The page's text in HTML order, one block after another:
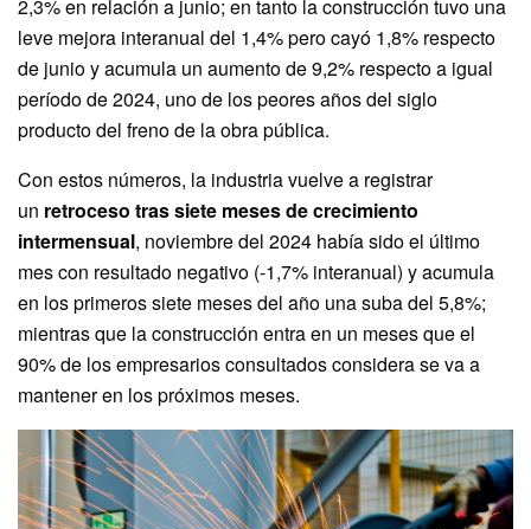
2,3% en relación a junio; en tanto la construcción tuvo una
leve mejora interanual del 1,4% pero cayó 1,8% respecto
de junio y acumula un aumento de 9,2% respecto a igual
período de 2024, uno de los peores años del siglo
producto del freno de la obra pública.
Con estos números, la industria vuelve a registrar
un retroceso tras siete meses de crecimiento
intermensual, noviembre del 2024 había sido el último
mes con resultado negativo (-1,7% interanual) y acumula
en los primeros siete meses del año una suba del 5,8%;
mientras que la construcción entra en un meses que el
90% de los empresarios consultados considera se va a
mantener en los próximos meses.